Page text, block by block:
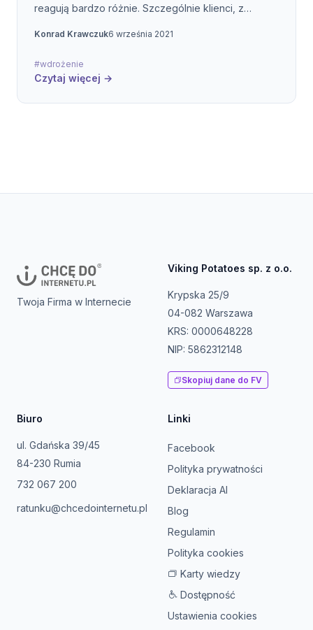
reagują bardzo różnie. Szczególnie klienci, z
którzy już mieli do czynienia z innym zespołem
czego c
Konrad Krawczuk6 września 2021
#wdrożenie
Czytaj więcej →
Twoja Firma w Internecie
Viking Potatoes sp. z o.o.
Krypska 25/9
04-082 Warszawa
KRS: 0000648228
NIP: 5862312148
Skopiuj dane do FV
Biuro
ul. Gdańska 39/45
84-230 Rumia
732 067 200
ratunku@chcedointernetu.pl
Linki
Facebook
Polityka prywatności
Deklaracja AI
Blog
Regulamin
Polityka cookies
Karty wiedzy
Dostępność
Ustawienia cookies